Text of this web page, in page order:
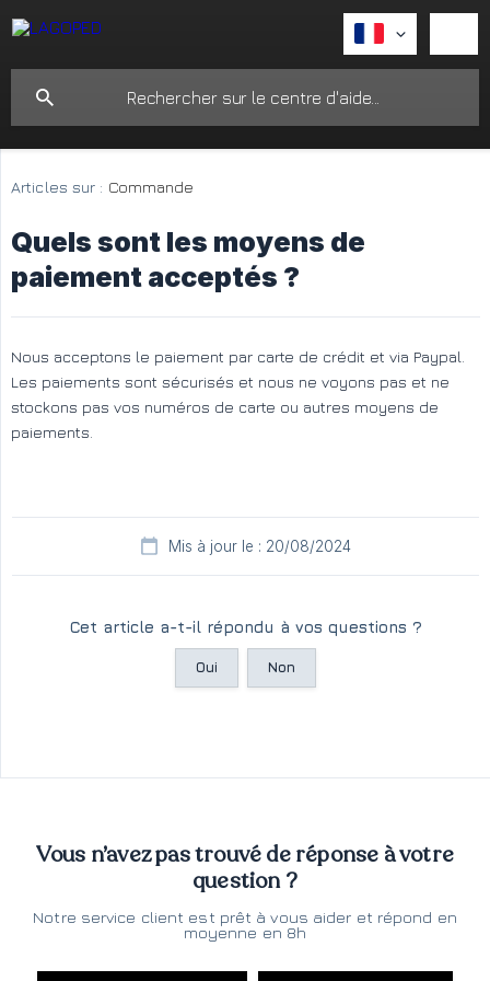
Articles sur : Commande
Quels sont les moyens de
paiement acceptés ?
Nous acceptons le paiement par carte de crédit et via Paypal.
Les paiements sont sécurisés et nous ne voyons pas et ne
stockons pas vos numéros de carte ou autres moyens de
paiements.
Mis à jour le : 20/08/2024
Cet article a-t-il répondu à vos questions ?
Oui Non
Vous n’avez pas trouvé de réponse à votre
question ?
Notre service client est prêt à vous aider et répond en
moyenne en 8h